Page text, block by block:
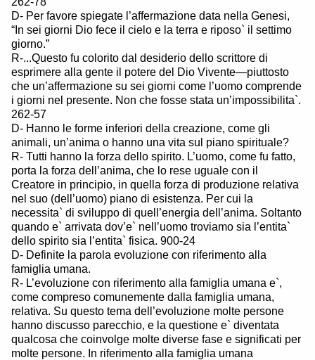
D- Per favore spiegate l’affermazione data nella Genesi,
“In sei giorni Dio fece il cielo e la terra e riposo` il settimo
giorno.”
R-...Questo fu colorito dal desiderio dello scrittore di
esprimere alla gente il potere del Dio Vivente—piuttosto
che un’affermazione su sei giorni come l’uomo comprende
i giorni nel presente. Non che fosse stata un’impossibilita`.
262-57
D- Hanno le forme inferiori della creazione, come gli
animali, un’anima o hanno una vita sul piano spirituale?
R- Tutti hanno la forza dello spirito. L’uomo, come fu fatto,
porta la forza dell’anima, che lo rese uguale con il
Creatore in principio, in quella forza di produzione relativa
nel suo (dell’uomo) piano di esistenza. Per cui la
necessita` di sviluppo di quell’energia dell’anima. Soltanto
quando e` arrivata dov’e` nell’uomo troviamo sia l’entita`
dello spirito sia l’entita` fisica. 900-24
D- Definite la parola evoluzione con riferimento alla
famiglia umana.
R- L’evoluzione con riferimento alla famiglia umana e`,
come compreso comunemente dalla famiglia umana,
relativa. Su questo tema dell’evoluzione molte persone
hanno discusso parecchio, e la questione e` diventata
qualcosa che coinvolge molte diverse fase e significati per
molte persone. In riferimento alla famiglia umana